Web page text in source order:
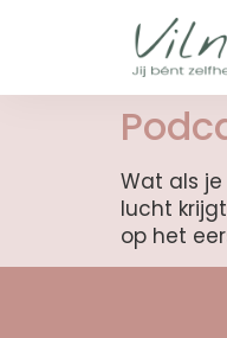
Wat als
lucht
op het